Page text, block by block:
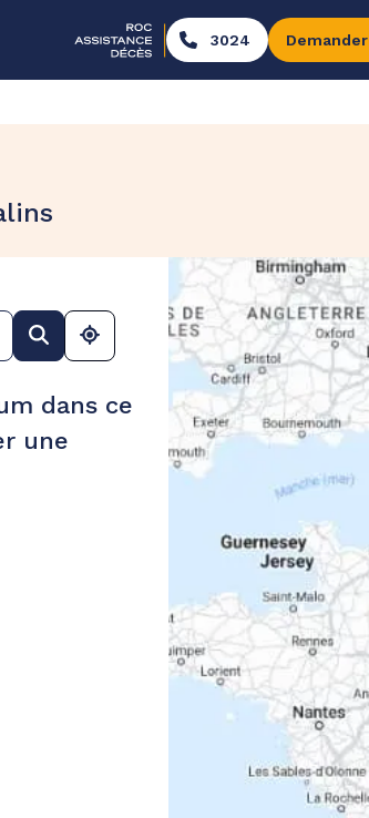
3024
dans ce
une